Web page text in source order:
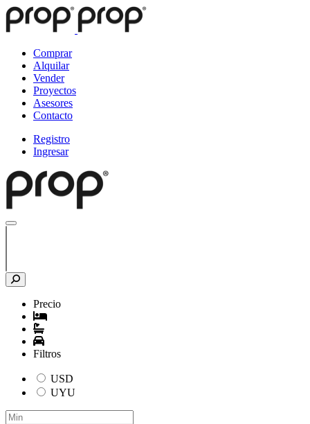
Comprar
Alquilar
Vender
Proyectos
Asesores
Contacto
Registro
Ingresar
Precio
Filtros
USD
UYU